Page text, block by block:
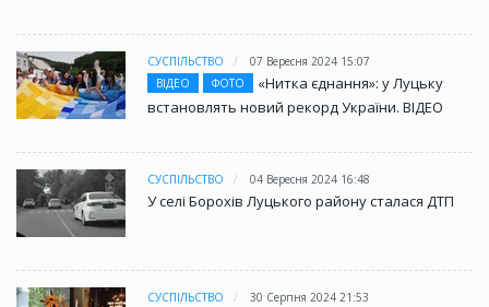
СУСПІЛЬСТВО
07 Вересня 2024 15:07
ВІДЕО
ФОТО
«Нитка єднання»: у Луцьку
встановлять новий рекорд України. ВІДЕО
СУСПІЛЬСТВО 04 Вересня 2024 16:48
У селі Борохів Луцького району сталася ДТП
СУСПІЛЬСТВО
30 Серпня 2024 21:53